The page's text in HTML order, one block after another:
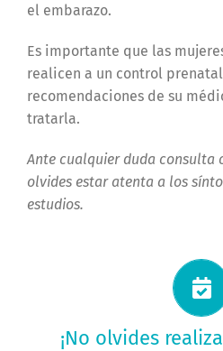
el embarazo.
Es importante que las
realicen a un control
recomendaciones de su
tratarla.
Ante cualquier duda consulta
olvides estar atenta a los
estudios.
¡No olvides
Solicitá tu